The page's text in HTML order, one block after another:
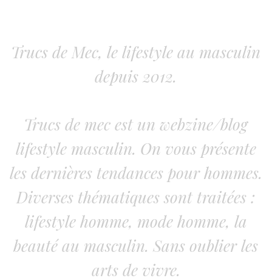
Trucs de Mec, le lifestyle au masculin
depuis 2012.
Trucs de mec est un webzine/blog
lifestyle masculin. On vous présente
les dernières tendances pour hommes.
Diverses thématiques sont traitées :
lifestyle homme, mode homme, la
beauté au masculin. Sans oublier les
arts de vivre.